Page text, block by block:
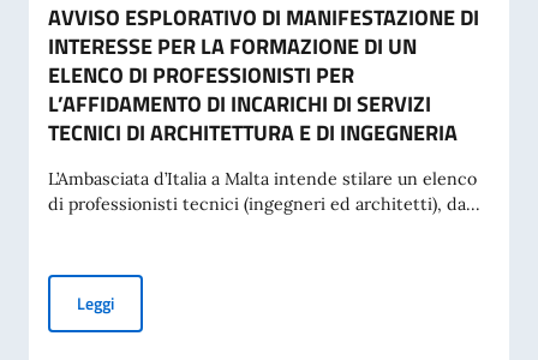
AVVISO ESPLORATIVO DI MANIFESTAZIONE DI
INTERESSE PER LA FORMAZIONE DI UN
ELENCO DI PROFESSIONISTI PER
L’AFFIDAMENTO DI INCARICHI DI SERVIZI
TECNICI DI ARCHITETTURA E DI INGEGNERIA
L’Ambasciata d’Italia a Malta intende stilare un elenco
di professionisti tecnici (ingegneri ed architetti), da...
LeggiAVVISO ESPLORATIVO DI MANIFESTAZIONE DI